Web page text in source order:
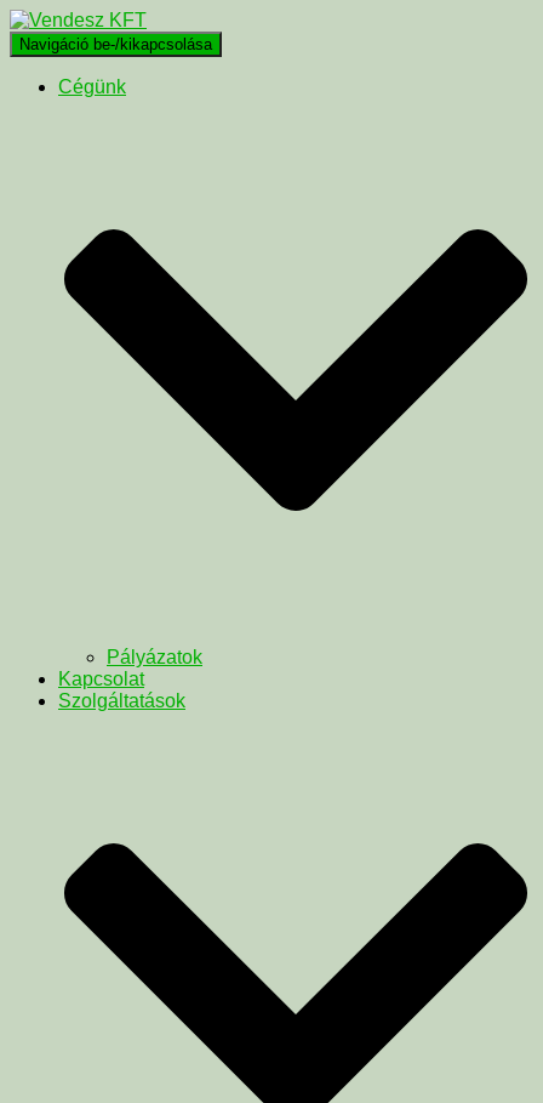
Navigáció be-/kikapcsolása
Cégünk
Pályázatok
Kapcsolat
Szolgáltatások